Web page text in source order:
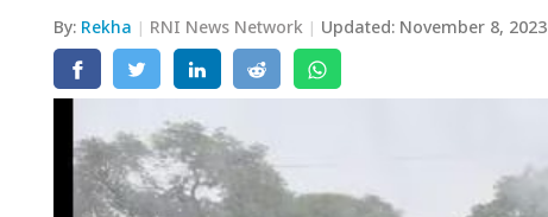
By: Rekha RNI News Network Updated: November 8, 2023
लखनऊ
उत्तराखंड
अल्मोड़ा